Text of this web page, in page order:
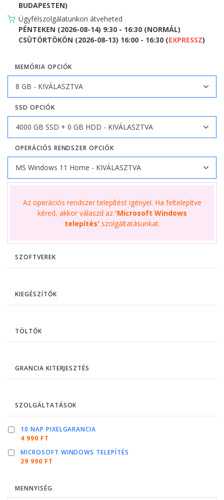
BUDAPESTEN)
Ügyfélszolgálatunkon átveheted
PÉNTEKEN (2026-08-14) 9:30 - 16:30 (NORMÁL)
CSÜTÖRTÖKÖN (2026-08-13) 16:00 - 16:30 (EXPRESSZ)
MEMÓRIA OPCIÓK
SSD OPCIÓK
OPERÁCIÓS RENDSZER OPCIÓK
Az operációs rendszer telepítést igényel. Ha feltelepítve
kéred, akkor válaszd az 'Microsoft Windows
telepítés' szolgáltatásunkat.
SZOFTVEREK
KIEGÉSZÍTŐK
TÖLTŐK
GRANCIA KITERJESZTÉS
SZOLGÁLTATÁSOK
10 NAP PIXELGARANCIA
4 990 FT
MICROSOFT WINDOWS TELEPÍTÉS
29 990 FT
MENNYISÉG